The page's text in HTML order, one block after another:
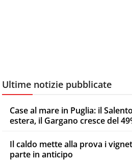
Ultime notizie pubblicate
Case al mare in Puglia: il
estera, il Gargano cresce del
Il caldo mette alla prova i
parte in anticipo